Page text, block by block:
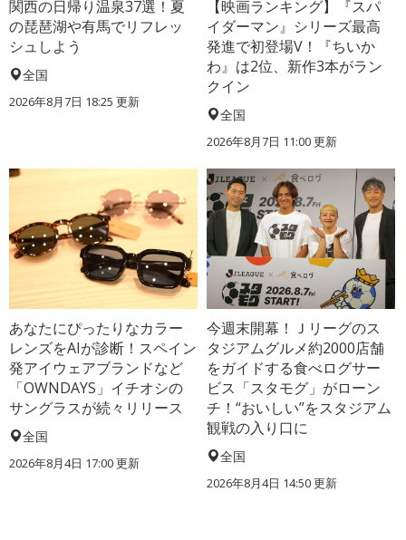
関西の日帰り温泉37選！夏
の琵琶湖や有馬でリフレッ
シュしよう
全国
2026年8月7日 18:25 更新
【映画ランキング】『スパ
イダーマン』シリーズ最高
発進で初登場V！『ちいか
わ』は2位、新作3本がラン
クイン
全国
2026年8月7日 11:00更新
あなたにぴったりなカラー
レンズをAIが診断！スペイン
発アイウェアブランドなど
「OWNDAYS」イチオシの
サングラスが続々リリース
全国
2026年8月4日 17:00更新
今週末開幕！Ｊリーグのス
タジアムグルメ約2000店舗
をガイドする食べログサー
ビス「スタモグ」がローン
チ！“おいしい”をスタジアム
観戦の入り口に
全国
2026年8月4日 14:50更新